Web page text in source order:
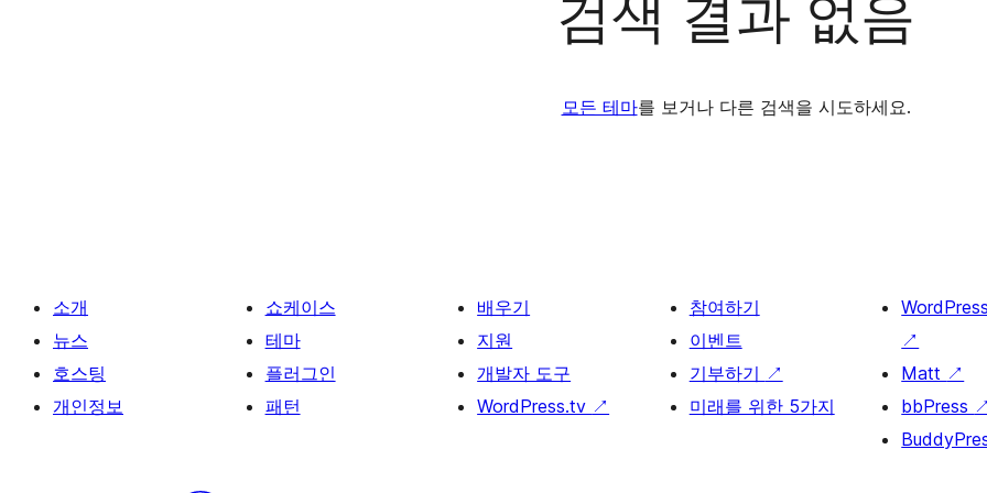
검색 결과 없음
모든 테마를 보거나 다른 검색을 시도하세요.
소개
뉴스
호스팅
개인정보
쇼케이스
테마
플러그인
패턴
배우기
지원
개발자 도구
WordPress.tv ↗
참여하기
이벤트
기부하기 ↗
미래를 위한 5가지
↗
Matt ↗
bbPress ↗